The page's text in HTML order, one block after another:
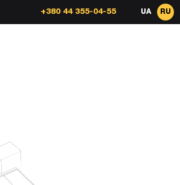
+380 44 355-04-55 UA RU